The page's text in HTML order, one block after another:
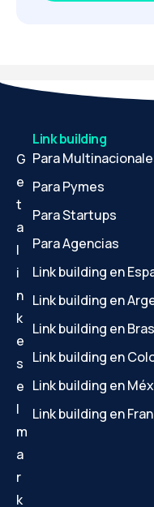
G
e
t
a
l
i
n
k
e
s
e
l
m
a
r
k
Link building
Para
Para Pymes
Para Startups
Para Agencias
Link building en
Link building en
Link building en
Link building en
Link building en
Link building en